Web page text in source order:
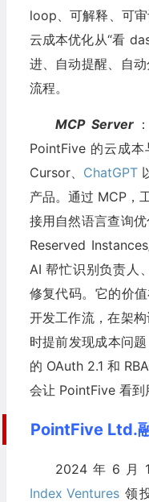
loop、可解释、可
云成本优化从“看
进、自动提醒、自
流程。
MCP Server
PointFive 的云成本
Cursor、 ChatGPT
产品。通过 MCP，
接用自然语言查询优
Reserved
AI 帮忙识别负责人
修复代码。它的价
开发工作流，在架
时提前发现成本问
的 OAuth 2.1 和
会让 PointFive 看到
PointFive Ltd.
2024年6月
Index Ventures领